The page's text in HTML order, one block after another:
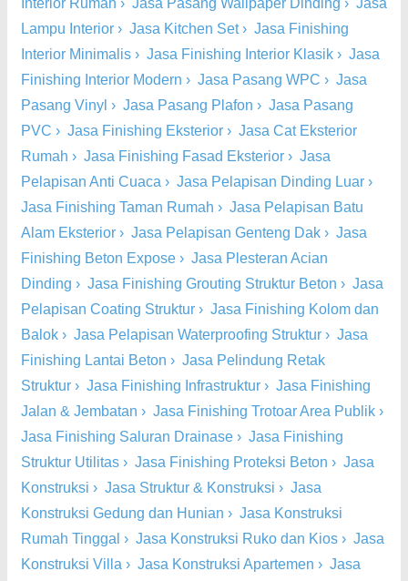
Interior Rumah › Jasa Pasang Wallpaper Dinding › Jasa
Lampu Interior › Jasa Kitchen Set› Jasa Finishing
Interior Minimalis › Jasa Finishing Interior Klasik › Jasa
Finishing Interior Modern › Jasa Pasang WPC › Jasa
Pasang Vinyl › Jasa Pasang Plafon › Jasa Pasang
PVC › Jasa Finishing Eksterior › Jasa Cat Eksterior
Rumah › Jasa Finishing Fasad Eksterior › Jasa
Pelapisan Anti Cuaca › Jasa Pelapisan Dinding Luar ›
Jasa Finishing Taman Rumah › Jasa Pelapisan Batu
Alam Eksterior › Jasa Pelapisan Genteng Dak › Jasa
Finishing Beton Expose › Jasa Plesteran Acian
Dinding › Jasa Finishing Grouting Struktur Beton › Jasa
Pelapisan Coating Struktur › Jasa Finishing Kolom dan
Balok › Jasa Pelapisan Waterproofing Struktur › Jasa
Finishing Lantai Beton › Jasa Pelindung Retak
Struktur › Jasa Finishing Infrastruktur › Jasa Finishing
Jalan & Jembatan › Jasa Finishing Trotoar Area Publik ›
Jasa Finishing Saluran Drainase › Jasa Finishing
Struktur Utilitas › Jasa Finishing Proteksi Beton › Jasa
Konstruksi › Jasa Struktur & Konstruksi › Jasa
Konstruksi Gedung dan Hunian › Jasa Konstruksi
Rumah Tinggal › Jasa Konstruksi Ruko dan Kios › Jasa
Konstruksi Villa › Jasa Konstruksi Apartemen › Jasa